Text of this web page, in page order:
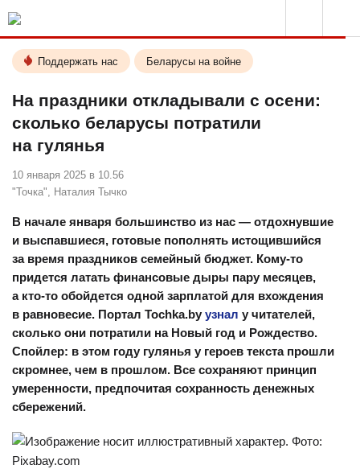
Поддержать нас Беларусы на войне
На праздники откладывали с осени:
сколько беларусы потратили
на гулянья
10 января 2025 в 10.56
"Точка", Наталия Тычко
В начале января большинство из нас — отдохнувшие
и выспавшиеся, готовые пополнять истощившийся
за время праздников семейный бюджет. Кому-то
придется латать финансовые дыры пару месяцев,
а кто-то обойдется одной зарплатой для вхождения
в равновесие. Портал Tochka.by узнал у читателей,
сколько они потратили на Новый год и Рождество.
Спойлер: в этом году гулянья у героев текста прошли
скромнее, чем в прошлом. Все сохраняют принцип
умеренности, предпочитая сохранность денежных
сбережений.